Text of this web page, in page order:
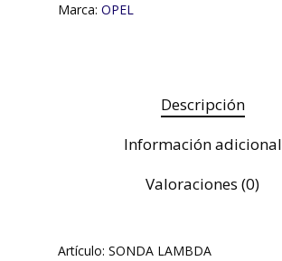
Marca: OPEL
Descripción
Información adicional
Valoraciones (0)
Artículo: SONDA LAMBDA